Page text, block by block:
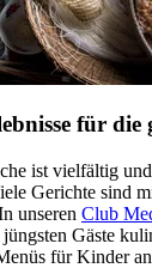
für die
ist vielfältig
Gerichte sind
unseren Club
jüngsten Gäste
für Kinder